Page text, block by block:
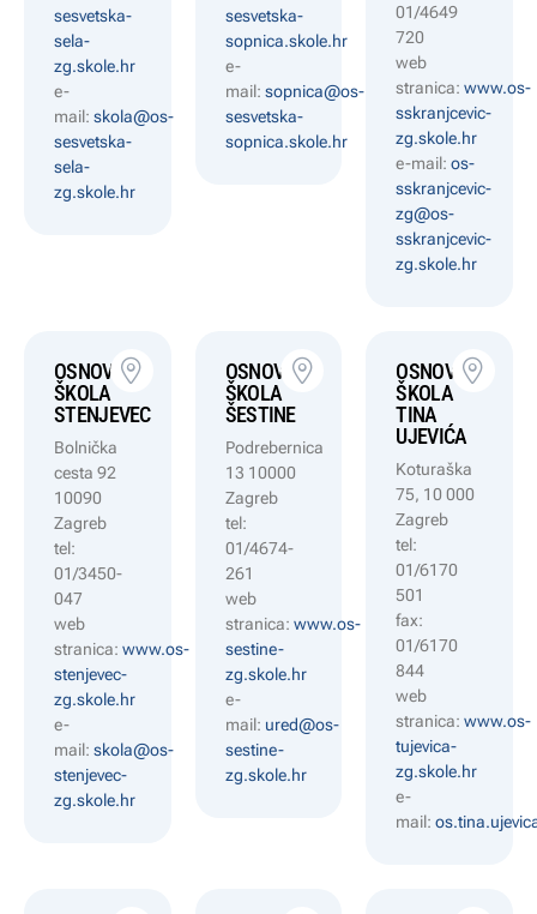
sesvetska-
sela-
zg.skole.hr
e-
mail: skola@os-
sesvetska-
sela-
zg.skole.hr
sesvetska-
sopnica.skole.hr
e-
mail: sopnica@os-
sesvetska-
sopnica.skole.hr
01/4649
720
web
stranica:www.os-
sskranjcevic-
zg.skole.hr
e-mail:os-
sskranjcevic-
zg@os-
sskranjcevic-
zg.skole.hr
OSNOVNA
ŠKOLA
STENJEVEC
Bolnička
cesta 92
10090
Zagreb
tel:
01/3450-
047
web
stranica: www.os-
stenjevec-
zg.skole.hr
e-
mail: skola@os-
stenjevec-
zg.skole.hr
OSNOVNA
ŠKOLA
ŠESTINE
Podrebernica
13 10000
Zagreb
tel:
01/4674-
261
web
stranica: www.os-
sestine-
zg.skole.hr
e-
mail: ured@os-
sestine-
zg.skole.hr
OSNOVNA
ŠKOLA
TINA
UJEVIĆA
Koturaška
75, 10 000
Zagreb
tel:
01/6170
501
fax:
01/6170
844
web
stranica:www.os-
tujevica-
zg.skole.hr
e-
mail: